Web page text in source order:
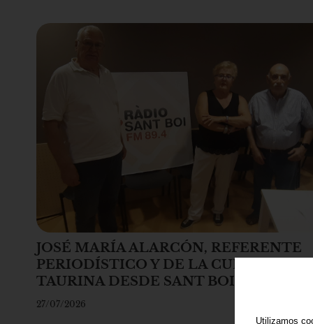
JOSÉ MARÍA ALARCÓN, REFERENTE
PERIODÍSTICO Y DE LA CULTURA
TAURINA DESDE SANT BOI
27/07/2026
Utilizamos